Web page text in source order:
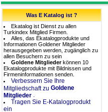
Was E Katalog ist ?
Ekatalog ist Dienst zu allen
Turkindex Mitglied Firmen.
Alles, das Ekatalogprodukte und
Informationen Goldener Mitglieder
herausgegeben werden, zugänglich zu
allen Besuchern zu sein
Goldene Mitgliederkönnen 10
Ekatalogprodukte mit Bildnissen und
Firmeninformationen senden.
Verbessern Sie Ihre
Mitgliedschaft zu Goldene
Mitglieder .
Tragen Sie E-Katalogprodukt
ein